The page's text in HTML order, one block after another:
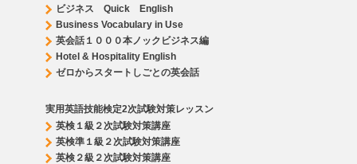
ビジネス Quick English
Business Vocabulary in Use
英会話１０００本ノックビジネス編
Hotel & Hospitality English
ゼロからスタートしごとの英会話
実用英語技能検定2次試験対策レッスン
英検１級２次試験対策講座
英検準１級２次試験対策講座
英検２級２次試験対策講座